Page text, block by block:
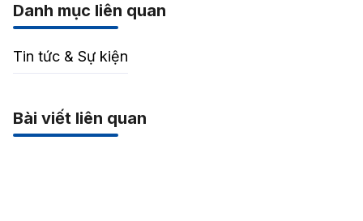
Danh mục liên quan
Tin tức & Sự kiện
Bài viết liên quan